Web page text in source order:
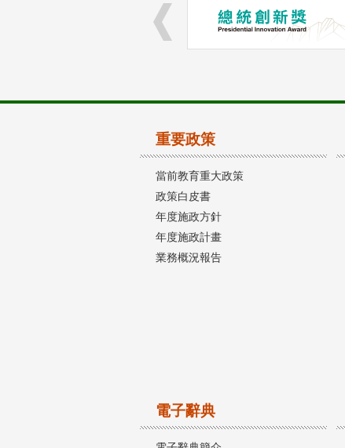
重要政策
當前教育重大政策
政策白皮書
年度施政方針
年度施政計畫
業務概況報告
電子辭典